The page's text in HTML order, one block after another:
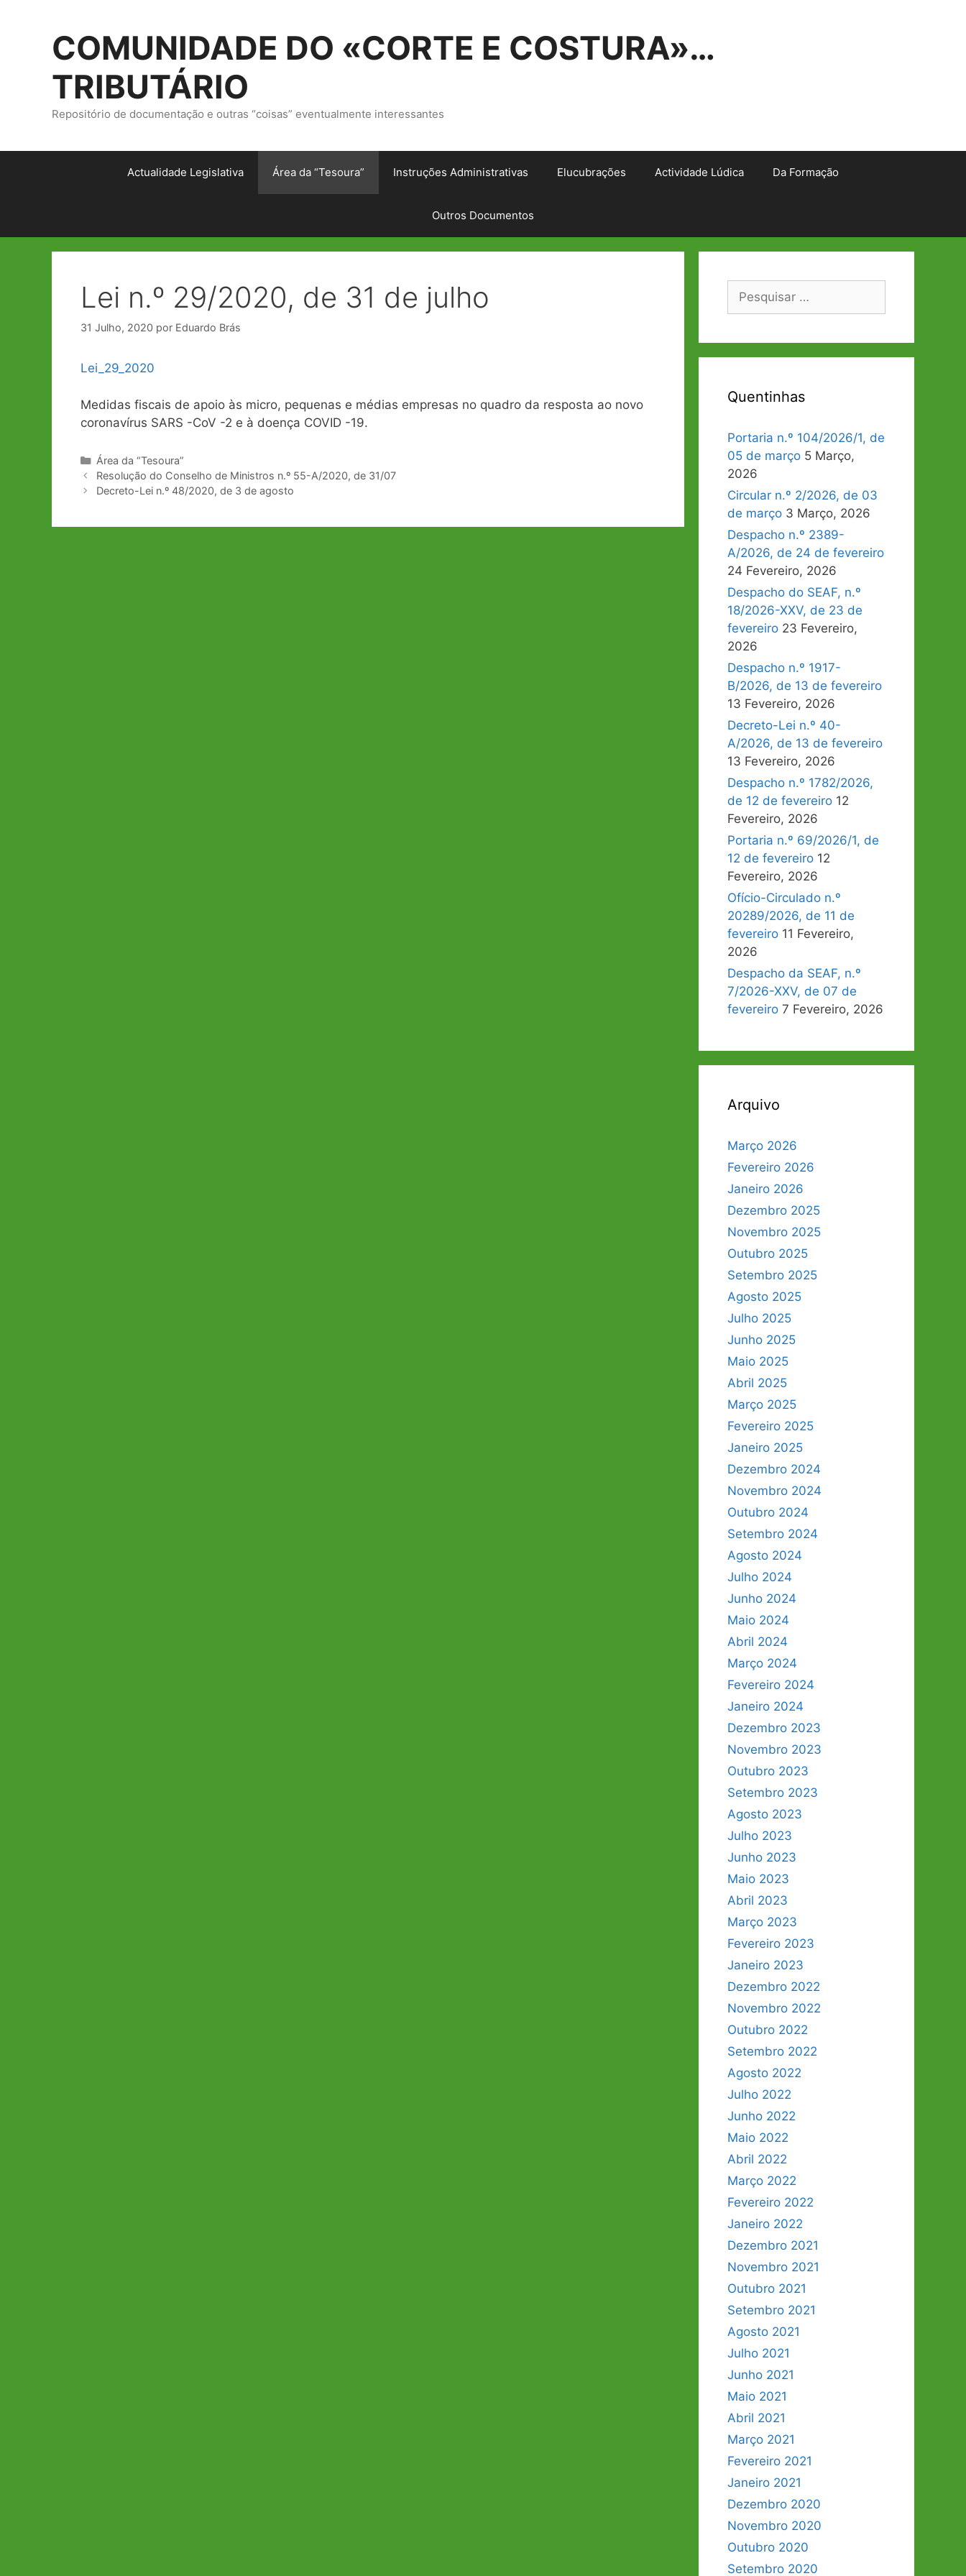
COMUNIDADE DO «CORTE E COSTURA»…
TRIBUTÁRIO
Repositório de documentação e outras “coisas” eventualmente interessantes
Actualidade Legislativa Área da “Tesoura” Instruções Administrativas Elucubrações Actividade Lúdica Da Formação
Outros Documentos
Lei n.º 29/2020, de 31 de julho
31 Julho, 2020 por Eduardo Brás
Lei_29_2020
Medidas fiscais de apoio às micro, pequenas e médias empresas no quadro da resposta ao novo
coronavírus SARS -CoV -2 e à doença COVID -19.
Categorias
Área da “Tesoura”
Navegação
de
Resolução do Conselho de Ministros n.º 55-A/2020, de 31/07
Decreto-Lei n.º 48/2020, de 3 de agosto
Pesquisar
Quentinhas
Portaria n.º 104/2026/1, de
05 de março 5 Março,
2026
Circular n.º 2/2026, de 03
de março 3 Março, 2026
Despacho n.º 2389-
A/2026, de 24 de fevereiro
24 Fevereiro, 2026
Despacho do SEAF, n.º
18/2026-XXV, de 23 de
fevereiro 23 Fevereiro,
2026
Despacho n.º 1917-
B/2026, de 13 de fevereiro
13 Fevereiro, 2026
Decreto-Lei n.º 40-
A/2026, de 13 de fevereiro
13 Fevereiro, 2026
Despacho n.º 1782/2026,
de 12 de fevereiro 12
Fevereiro, 2026
Portaria n.º 69/2026/1, de
12 de fevereiro 12
Fevereiro, 2026
Ofício-Circulado n.º
20289/2026, de 11 de
fevereiro 11 Fevereiro,
2026
Despacho da SEAF, n.º
7/2026-XXV, de 07 de
fevereiro 7 Fevereiro, 2026
Arquivo
Março 2026
Fevereiro 2026
Janeiro 2026
Dezembro 2025
Novembro 2025
Outubro 2025
Setembro 2025
Agosto 2025
Julho 2025
Junho 2025
Maio 2025
Abril 2025
Março 2025
Fevereiro 2025
Janeiro 2025
Dezembro 2024
Novembro 2024
Outubro 2024
Setembro 2024
Agosto 2024
Julho 2024
Junho 2024
Maio 2024
Abril 2024
Março 2024
Fevereiro 2024
Janeiro 2024
Dezembro 2023
Novembro 2023
Outubro 2023
Setembro 2023
Agosto 2023
Julho 2023
Junho 2023
Maio 2023
Abril 2023
Março 2023
Fevereiro 2023
Janeiro 2023
Dezembro 2022
Novembro 2022
Outubro 2022
Setembro 2022
Agosto 2022
Julho 2022
Junho 2022
Maio 2022
Abril 2022
Março 2022
Fevereiro 2022
Janeiro 2022
Dezembro 2021
Novembro 2021
Outubro 2021
Setembro 2021
Agosto 2021
Julho 2021
Junho 2021
Maio 2021
Abril 2021
Março 2021
Fevereiro 2021
Janeiro 2021
Dezembro 2020
Novembro 2020
Outubro 2020
Setembro 2020